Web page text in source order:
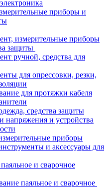
приборы и
измерительные приборы
защиты
ручной, средства для
для опрессовки, резки,
для протяжки кабеля
средства защиты
напряжения и устройства
приборы
и аксессуары для
и сварочное
паяльное и сварочное